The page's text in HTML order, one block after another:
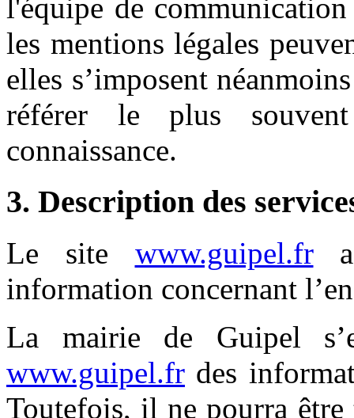
l'équipe de
les mentions légales
elles s’imposent
référer le plus
connaissance.
3. Description des
Le site www.guipel.fra
information concernant
La mairie de Guipel
www.guipel.fr des
Toutefois, il ne pourra être